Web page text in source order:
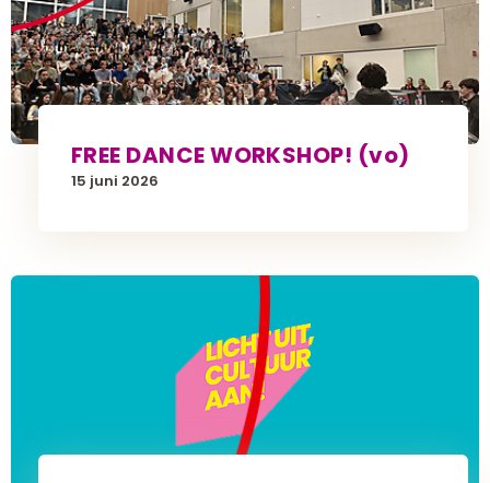
FREE DANCE WORKSHOP! (vo)
15 juni 2026